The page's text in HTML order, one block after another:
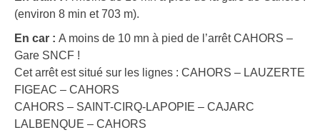
(environ 8 min et 703 m).
En car : A moins de 10 mn à pied de l’arrêt CAHORS –
Gare SNCF !
Cet arrêt est situé sur les lignes : CAHORS – LAUZERTE
FIGEAC – CAHORS
CAHORS – SAINT-CIRQ-LAPOPIE – CAJARC
LALBENQUE – CAHORS